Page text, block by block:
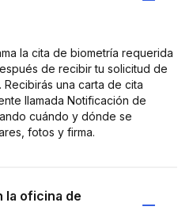
la cita de biometría requerida
de recibir tu solicitud de
una carta de cita
llamada Notificación de
cuándo y dónde se
fotos y firma.
la oficina de